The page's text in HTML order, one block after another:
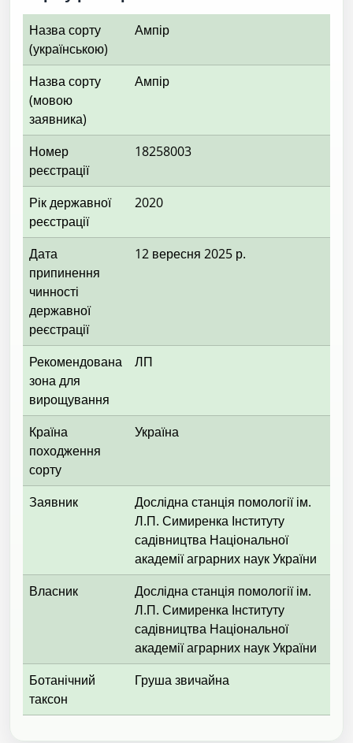
Назва сорту
(українською)
Ампір
Назва сорту
(мовою
заявника)
Ампір
Номер
реєстрації
18258003
Рік державної
реєстрації
2020
Дата
припинення
чинності
державної
реєстрації
12 вересня 2025 р.
Рекомендована
зона для
вирощування
ЛП
Країна
походження
сорту
Україна
Заявник
Дослідна станція помології ім.
Л.П. Симиренка Інституту
садівництва Національної
академії аграрних наук України
Власник
Дослідна станція помології ім.
Л.П. Симиренка Інституту
садівництва Національної
академії аграрних наук України
Ботанічний
таксон
Груша звичайна